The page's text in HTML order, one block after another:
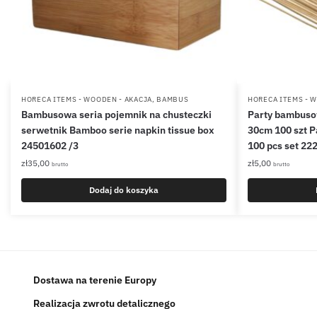
HORECA ITEMS - WOODEN - AKACJA, BAMBUS
Bambusowa seria pojemnik na chusteczki
serwetnik Bamboo serie napkin tissue box
24501602 /3
zł35,00 brutto
Dodaj do koszyka
HORECA ITEMS -
Party
30cm 100 szt
100 pcs set
zł5,00 brutto
Dostawa na terenie Europy
Realizacja zwrotu detalicznego